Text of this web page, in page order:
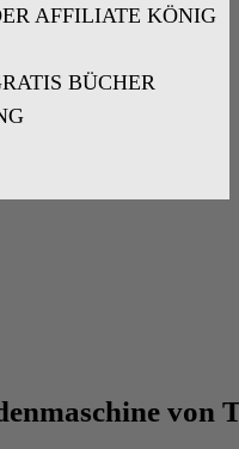
AFFILIATE KÖNIG
BÜCHER
von